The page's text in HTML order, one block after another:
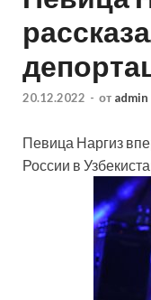
20.12.2022 - от admin
Певица Наргиз
России в